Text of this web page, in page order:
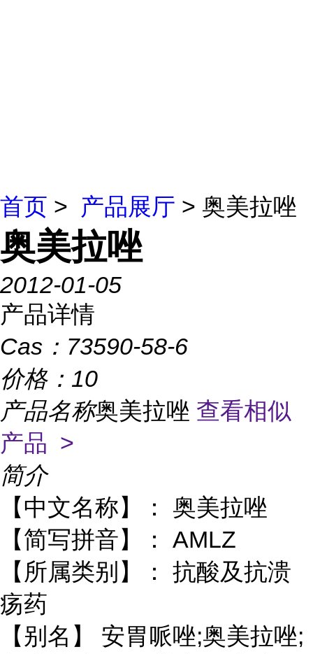
首页 > 产品展厅 > 奥美拉唑
奥美拉唑
2012-01-05
产品详情
Cas： 73590-58-6
价格： 10
产品名称奥美拉唑 查看相似
产品 >
简介
【中文名称】： 奥美拉唑
【简写拼音】： AMLZ
【所属类别】： 抗酸及抗溃
疡药
【别名】 安胃哌唑;奥美拉唑;